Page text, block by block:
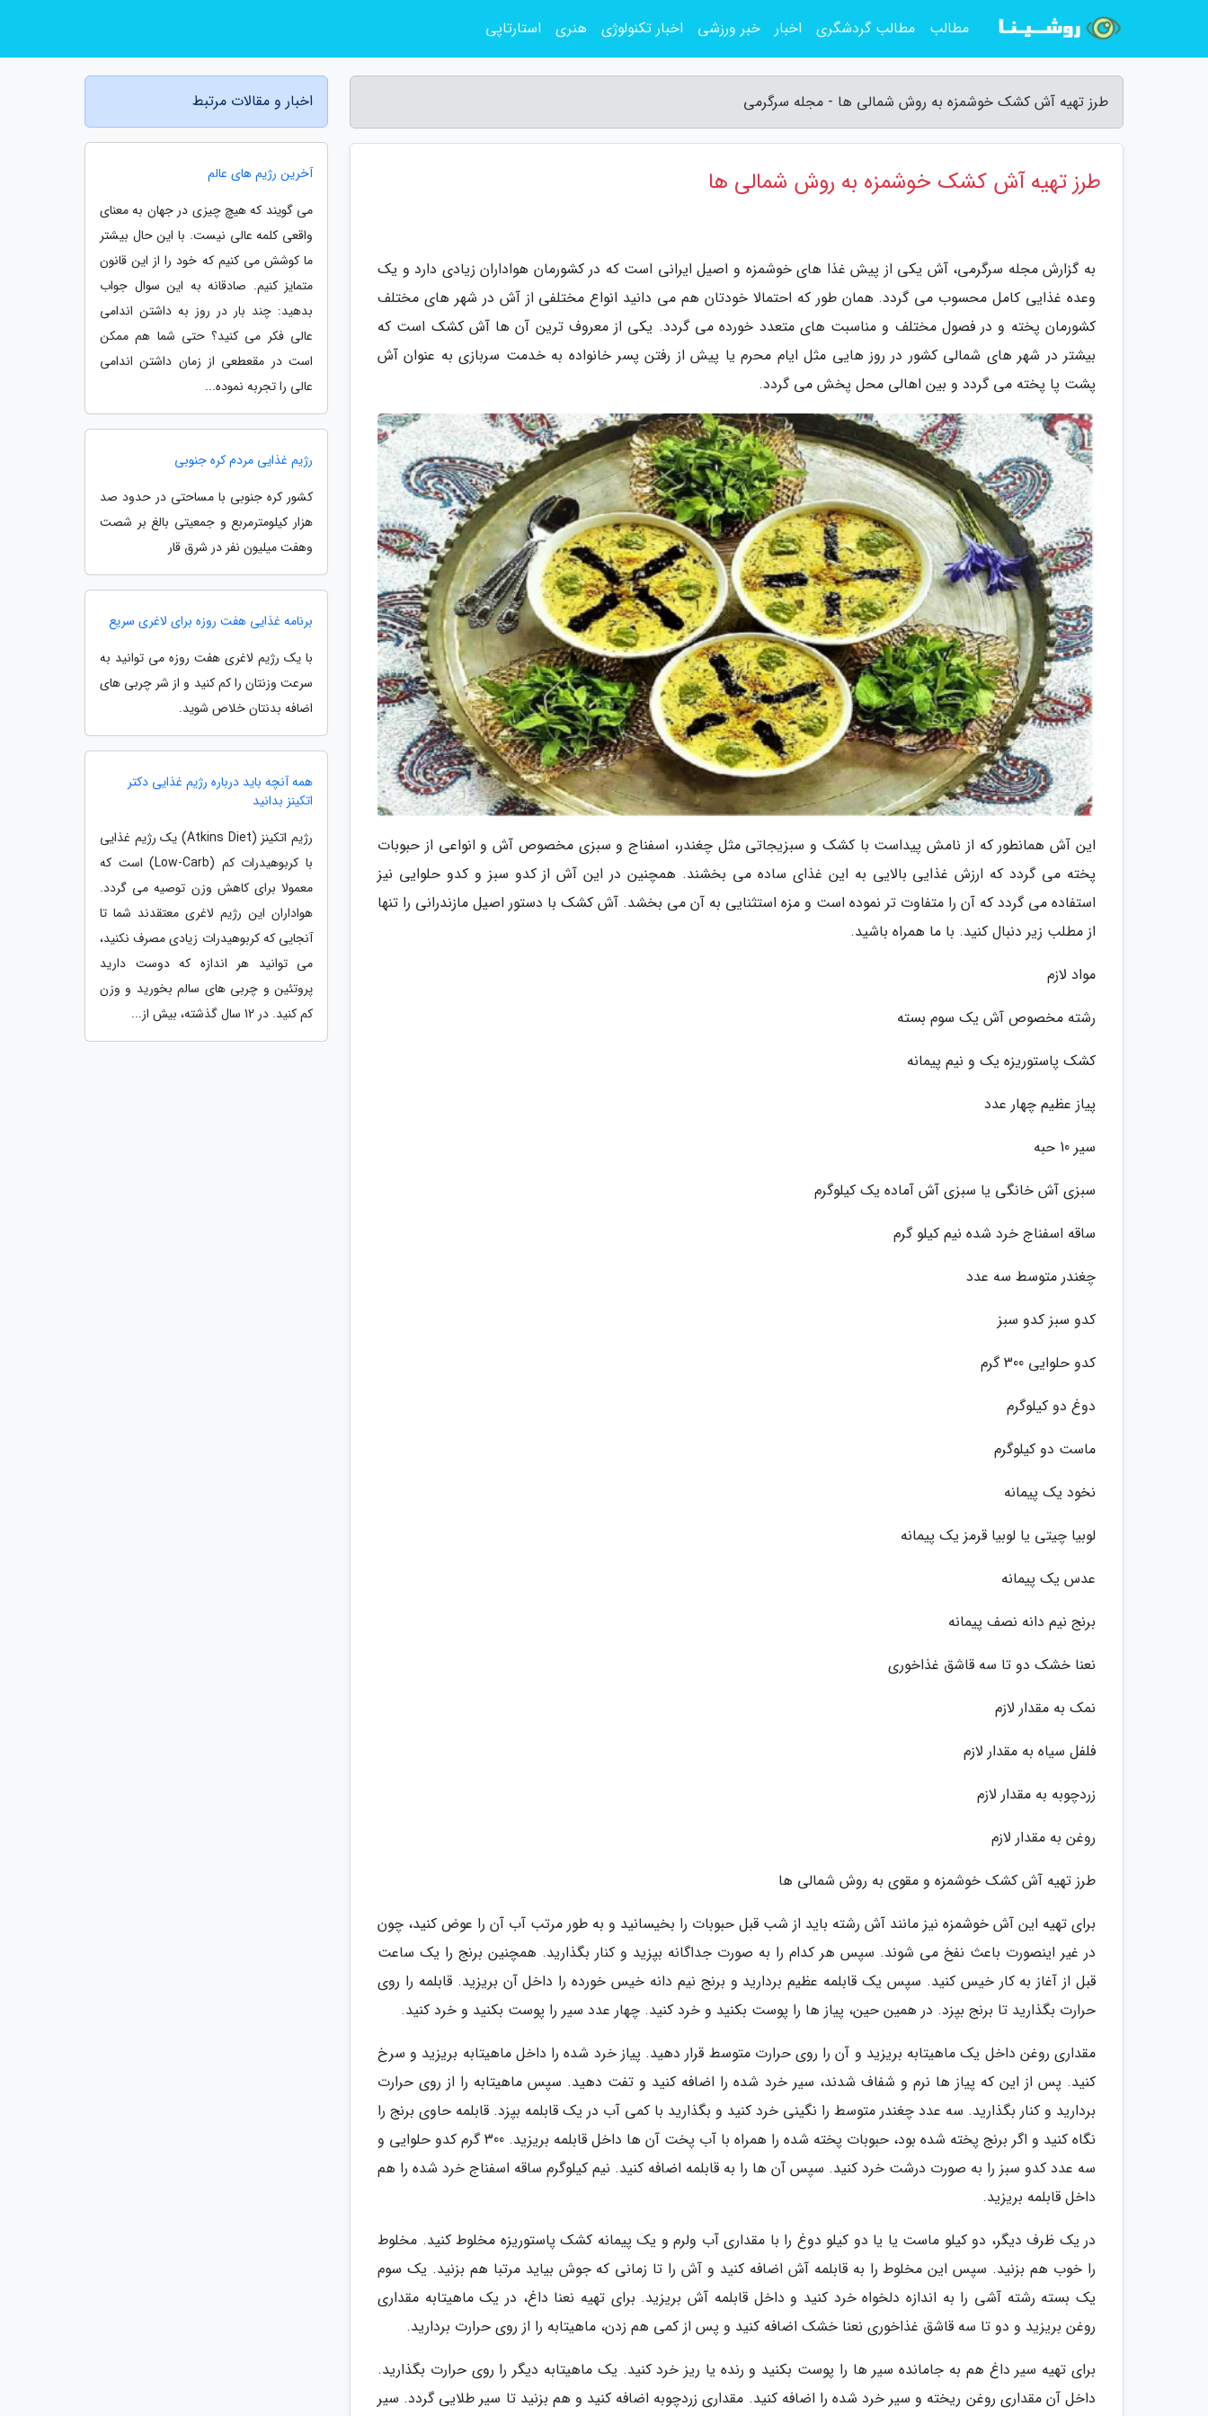
طرز تهیه آش کشک خوشمزه به روش شمالی ها - مجله سرگرمی
طرز تهیه آش کشک خوشمزه به روش شمالی ها
به گزارش مجله سرگرمی، آش یکی از پیش غذا های خوشمزه و اصیل ایرانی است که در کشورمان هواداران زیادی دارد و یک
وعده غذایی کامل محسوب می گردد. همان طور که احتمالا خودتان هم می دانید انواع مختلفی از آش در شهر های مختلف
کشورمان پخته و در فصول مختلف و مناسبت های متعدد خورده می گردد. یکی از معروف ترین آن ها آش کشک است که
بیشتر در شهر های شمالی کشور در روز هایی مثل ایام محرم یا پیش از رفتن پسر خانواده به خدمت سربازی به عنوان آش
پشت پا پخته می گردد و بین اهالی محل پخش می گردد.
این آش همانطور که از نامش پیداست با کشک و سبزیجاتی مثل چغندر، اسفناج و سبزی مخصوص آش و انواعی از حبوبات
پخته می گردد که ارزش غذایی بالایی به این غذای ساده می بخشند. همچنین در این آش از کدو سبز و کدو حلوایی نیز
استفاده می گردد که آن را متفاوت تر نموده است و مزه استثنایی به آن می بخشد. آش کشک با دستور اصیل مازندرانی را تنها
از مطلب زیر دنبال کنید. با ما همراه باشید.
مواد لازم
رشته مخصوص آش یک سوم بسته
کشک پاستوریزه یک و نیم پیمانه
پیاز عظیم چهار عدد
سیر 10 حبه
سبزی آش خانگی یا سبزی آش آماده یک کیلوگرم
ساقه اسفناج خرد شده نیم کیلو گرم
چغندر متوسط سه عدد
کدو سبز کدو سبز
کدو حلوایی 300 گرم
دوغ دو کیلوگرم
ماست دو کیلوگرم
نخود یک پیمانه
لوبیا چیتی یا لوبیا قرمز یک پیمانه
عدس یک پیمانه
برنج نیم دانه نصف پیمانه
نعنا خشک دو تا سه قاشق غذاخوری
نمک به مقدار لازم
فلفل سیاه به مقدار لازم
زردچوبه به مقدار لازم
روغن به مقدار لازم
طرز تهیه آش کشک خوشمزه و مقوی به روش شمالی ها
برای تهیه این آش خوشمزه نیز مانند آش رشته باید از شب قبل حبوبات را بخیسانید و به طور مرتب آب آن را عوض کنید، چون
در غیر اینصورت باعث نفخ می شوند. سپس هر کدام را به صورت جداگانه بپزید و کنار بگذارید. همچنین برنج را یک ساعت
قبل از آغاز به کار خیس کنید. سپس یک قابلمه عظیم بردارید و برنج نیم دانه خیس خورده را داخل آن بریزید. قابلمه را روی
حرارت بگذارید تا برنج بپزد. در همین حین، پیاز ها را پوست بکنید و خرد کنید. چهار عدد سیر را پوست بکنید و خرد کنید.
مقداری روغن داخل یک ماهیتابه بریزید و آن را روی حرارت متوسط قرار دهید. پیاز خرد شده را داخل ماهیتابه بریزید و سرخ
کنید. پس از این که پیاز ها نرم و شفاف شدند، سیر خرد شده را اضافه کنید و تفت دهید. سپس ماهیتابه را از روی حرارت
بردارید و کنار بگذارید. سه عدد چغندر متوسط را نگینی خرد کنید و بگذارید با کمی آب در یک قابلمه بپزد. قابلمه حاوی برنج را
نگاه کنید و اگر برنج پخته شده بود، حبوبات پخته شده را همراه با آب پخت آن ها داخل قابلمه بریزید. 300 گرم کدو حلوایی و
سه عدد کدو سبز را به صورت درشت خرد کنید. سپس آن ها را به قابلمه اضافه کنید. نیم کیلوگرم ساقه اسفناج خرد شده را هم
داخل قابلمه بریزید.
در یک ظرف دیگر، دو کیلو ماست یا یا دو کیلو دوغ را با مقداری آب ولرم و یک پیمانه کشک پاستوریزه مخلوط کنید. مخلوط
را خوب هم بزنید. سپس این مخلوط را به قابلمه آش اضافه کنید و آش را تا زمانی که جوش بیاید مرتبا هم بزنید. یک سوم
یک بسته رشته آشی را به اندازه دلخواه خرد کنید و داخل قابلمه آش بریزید. برای تهیه نعنا داغ، در یک ماهیتابه مقداری
روغن بریزید و دو تا سه قاشق غذاخوری نعنا خشک اضافه کنید و پس از کمی هم زدن، ماهیتابه را از روی حرارت بردارید.
برای تهیه سیر داغ هم به جامانده سیر ها را پوست بکنید و رنده یا ریز خرد کنید. یک ماهیتابه دیگر را روی حرارت بگذارید.
داخل آن مقداری روغن ریخته و سیر خرد شده را اضافه کنید. مقداری زردچوبه اضافه کنید و هم بزنید تا سیر طلایی گردد. سیر
اخبار و مقالات مرتبط
آخرین رژیم های عالم
می گویند که هیچ چیزی در جهان به معنای
واقعی کلمه عالی نیست. با این حال بیشتر
ما کوشش می کنیم که خود را از این قانون
متمایز کنیم. صادقانه به این سوال جواب
بدهید: چند بار در روز به داشتن اندامی
عالی فکر می کنید؟ حتی شما هم ممکن
است در مقعطعی از زمان داشتن اندامی
عالی را تجربه نموده...
رژیم غذایی مردم کره جنوبی
کشور کره جنوبی با مساحتی در حدود صد
هزار کیلومترمربع و جمعیتی بالغ بر شصت
وهفت میلیون نفر در شرق قار
برنامه غذایی هفت روزه برای لاغری سریع
با یک رژیم لاغری هفت روزه می توانید به
سرعت وزنتان را کم کنید و از شر چربی های
اضافه بدنتان خلاص شوید.
همه آنچه باید درباره رژیم غذایی دکتر
اتکینز بدانید
رژیم اتکینز (Atkins Diet) یک رژیم غذایی
با کربوهیدرات کم (Low-Carb) است که
معمولا برای کاهش وزن توصیه می گردد.
هواداران این رژیم لاغری معتقدند شما تا
آنجایی که کربوهیدرات زیادی مصرف نکنید،
می توانید هر اندازه که دوست دارید
پروتئین و چربی های سالم بخورید و وزن
کم کنید. در 12 سال گذشته، بیش از...
مطالب مطالب گردشگری اخبار خبر ورزشی اخبار تکنولوژی هنری استارتاپی